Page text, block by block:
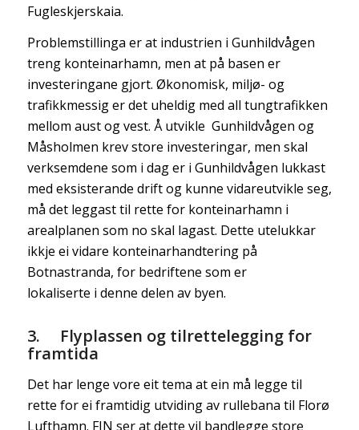
Fugleskjerskaia.
Problemstillinga er at industrien i Gunhildvågen
treng konteinarhamn, men at på basen er
investeringane gjort. Økonomisk, miljø- og
trafikkmessig er det uheldig med all tungtrafikken
mellom aust og vest. Å utvikle Gunhildvågen og
Måsholmen krev store investeringar, men skal
verksemdene som i dag er i Gunhildvågen lukkast
med eksisterande drift og kunne vidareutvikle seg,
må det leggast til rette for konteinarhamn i
arealplanen som no skal lagast. Dette utelukkar
ikkje ei vidare konteinarhandtering på
Botnastranda, for bedriftene som er
lokaliserte i denne delen av byen.
3. Flyplassen og tilrettelegging for
framtida
Det har lenge vore eit tema at ein må legge til
rette for ei framtidig utviding av rullebana til Florø
Lufthamn. FIN ser at dette vil bandlegge store